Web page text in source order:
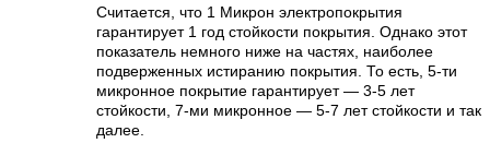
Считается, что 1 Микрон электропокрытия
гарантирует 1 год стойкости покрытия. Однако этот
показатель немного ниже на частях, наиболее
подверженных истиранию покрытия. То есть, 5-ти
микронное покрытие гарантирует — 3-5 лет
стойкости, 7-ми микронное — 5-7 лет стойкости и так
далее.